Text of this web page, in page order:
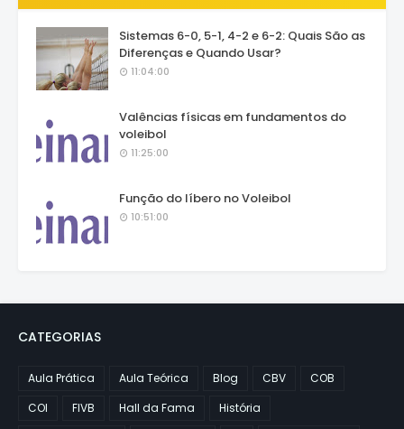
Sistemas 6-0, 5-1, 4-2 e 6-2: Quais São as
Diferenças e Quando Usar?
11:04:00
Valências físicas em fundamentos do
voleibol
11:25:00
Função do líbero no Voleibol
10:51:00
CATEGORIAS
Aula Prática Aula Teórica Blog CBV
COB
COI
FIVB Hall da Fama
História